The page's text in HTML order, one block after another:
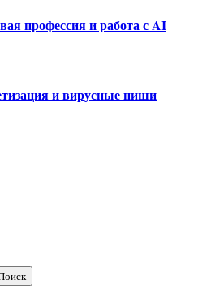
профессия и работа с AI
и вирусные ниши